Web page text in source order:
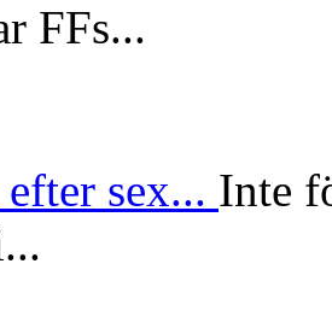
FFs...
sex... Inte